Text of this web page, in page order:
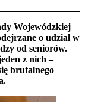
Wojewódzkiej
o udział w
od seniorów.
z nich –
brutalnego